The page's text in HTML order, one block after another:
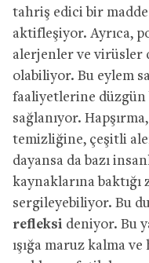
tahriş edici bir
aktifleşiyor. Ayrıca,
alerjenler ve virüsler
olabiliyor. Bu eylem
faaliyetlerine düzgün
sağlanıyor.
temizliğine, çeşitli
dayansa da bazı
kaynaklarına
sergileyebiliyor. Bu
refleksi deniyor. Bu
ışığa maruz kalma ve